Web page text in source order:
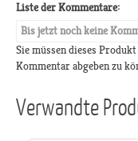
Liste der Kommentare:
Bis jetzt noch keine
Sie müssen dieses
Kommentar abgeben zu
Verwandte